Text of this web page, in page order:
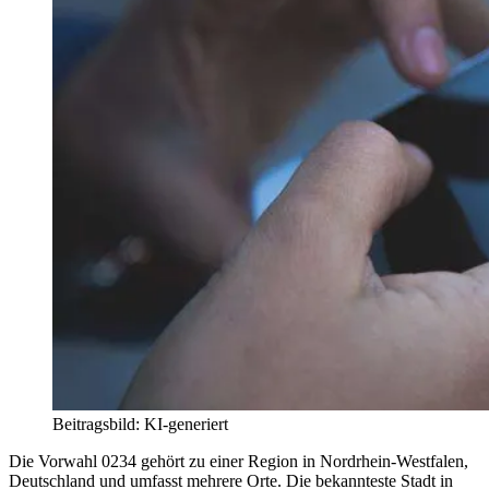
Beitragsbild: KI-generiert
Die Vorwahl 0234 gehört zu einer Region in Nordrhein-Westfalen,
Deutschland und umfasst mehrere Orte. Die bekannteste Stadt in